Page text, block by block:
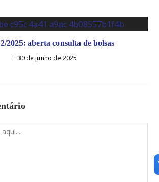
2025: aberta consulta de bolsas
30 de junho de 2025